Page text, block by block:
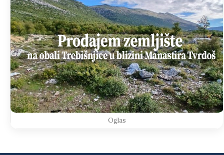
Oglas